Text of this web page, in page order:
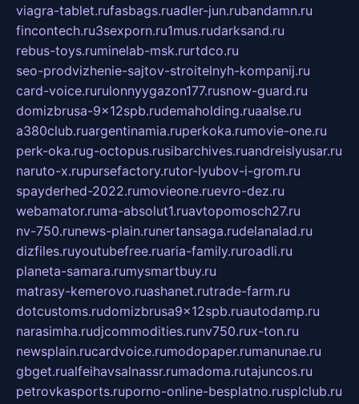
viagra-tablet.rufasbags.ruadler-jun.rubandamn.ru
fincontech.ru3sexporn.ru1mus.rudarksand.ru
rebus-toys.ruminelab-msk.rurtdco.ru
seo-prodvizhenie-sajtov-stroitelnyh-kompanij.ru
card-voice.rurulonnyygazon177.rusnow-guard.ru
domizbrusa-9x12spb.rudemaholding.ruaalse.ru
a380club.ruargentinamia.ruperkoka.rumovie-one.ru
perk-oka.rug-octopus.rusibarchives.ruandreislyusar.ru
naruto-x.rupursefactory.rutor-lyubov-i-grom.ru
spayderhed-2022.rumovieone.ruevro-dez.ru
webamator.ruma-absolut1.ruavtopomosch27.ru
nv-750.runews-plain.runertansaga.rudelanalad.ru
dizfiles.ruyoutubefree.ruaria-family.ruroadli.ru
planeta-samara.rumysmartbuy.ru
matrasy-kemerovo.ruashanet.rutrade-farm.ru
dotcustoms.rudomizbrusa9x12spb.ruautodamp.ru
narasimha.rudjcommodities.runv750.rux-ton.ru
newsplain.rucardvoice.rumodopaper.rumanunae.ru
gbget.rualfeihavsalnassr.rumadoma.rutajuncos.ru
petrovkasports.ruporno-online-besplatno.rusplclub.ru